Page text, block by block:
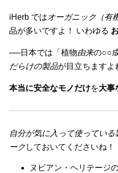
iHerb ではオーガニック（有
品が多いですよ！ いわゆる
──日本では「植物由来の○○
だらけの製品が目立ちますよ
本当に安全なモノだけを大事
自分が気に入って使っている
ークしておいてくださいね！
ヌビアン・ヘリテージ